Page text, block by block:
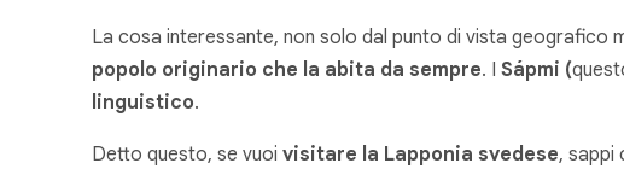
La cosa interessante, non solo dal punto di vista geografico
popolo originario che la abita da sempre. I Sápmi (
linguistico.
Detto questo, se vuoi visitare la Lapponia svedese, sappi